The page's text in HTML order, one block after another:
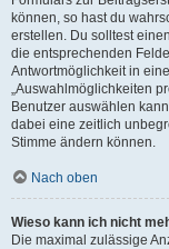
können, so hast du
erstellen. Du solltest
die entsprechenden
Antwortmöglichkeit in
„Auswahlmöglichkeiten
Benutzer auswählen
dabei eine zeitlich
Stimme ändern können.
Nach oben
Wieso kann ich nicht
Die maximal zulässige